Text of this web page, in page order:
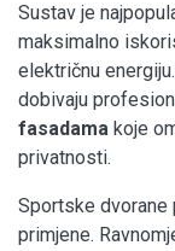
Sustav je
maksimalno
električnu
dobivaju
fasadama koje
privatnosti.
Sportske dvorane
primjene.